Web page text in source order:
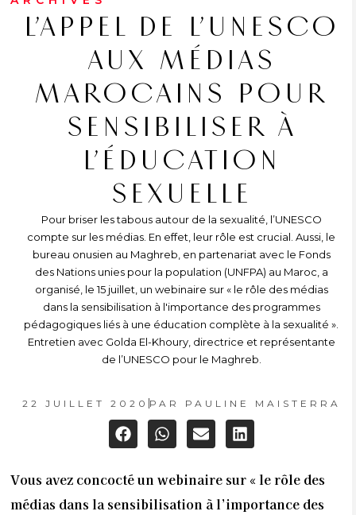
L’APPEL DE L’UNESCO
AUX MÉDIAS
MAROCAINS POUR
SENSIBILISER À
L’ÉDUCATION
SEXUELLE
Pour briser les tabous autour de la sexualité, l’UNESCO
compte sur les médias. En effet, leur rôle est crucial. Aussi, le
bureau onusien au Maghreb, en partenariat avec le Fonds
des Nations unies pour la population (UNFPA) au Maroc, a
organisé, le 15 juillet, un webinaire sur « le rôle des médias
dans la sensibilisation à l'importance des programmes
pédagogiques liés à une éducation complète à la sexualité ».
Entretien avec Golda El-Khoury, directrice et représentante
de l’UNESCO pour le Maghreb.
22 JUILLET 2020 PAR PAULINE MAISTERRA
Vous avez concocté un webinaire sur « le rôle des
médias dans la sensibilisation à l’importance des